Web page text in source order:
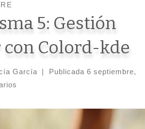
5: Gestión
con Colord-kde
García | Publicada 6 septiembre,